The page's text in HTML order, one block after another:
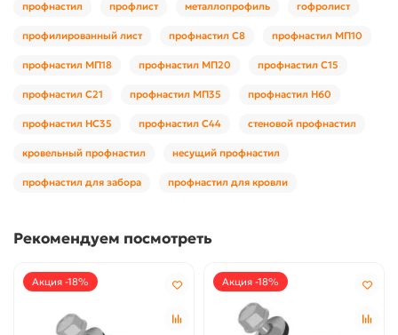
профнастил профлист металлопрофиль гофролист
профилированный лист профнастил С8 профнастил МП10
профнастил МП18 профнастил МП20 профнастил С15
профнастил С21 профнастил МП35 профнастил Н60
профнастил НС35 профнастил С44 стеновой профнастил
кровельный профнастил несущий профнастил
профнастил для забора профнастил для кровли
Рекомендуем посмотреть
Акция -18% Акция -18%